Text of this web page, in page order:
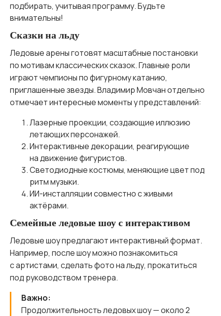
подбирать, учитывая программу. Будьте
внимательны!
Сказки на льду
Ледовые арены готовят масштабные постановки
по мотивам классических сказок. Главные роли
играют чемпионы по фигурному катанию,
приглашенные звезды. Владимир Мовчан отдельно
отмечает интересные моменты у представлений:
Лазерные проекции, создающие иллюзию
летающих персонажей.
Интерактивные декорации, реагирующие
на движение фигуристов.
Светодиодные костюмы, меняющие цвет под
ритм музыки.
ИИ-инсталляции совместно с живыми
актёрами.
Семейные ледовые шоу с интерактивом
Ледовые шоу предлагают интерактивный формат.
Например, после шоу можно познакомиться
с артистами, сделать фото на льду, прокатиться
под руководством тренера.
Важно:
Продолжительность ледовых шоу — около 2